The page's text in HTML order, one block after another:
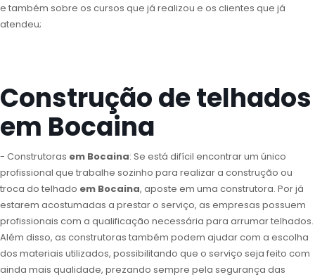
e também sobre os cursos que já realizou e os clientes que já
atendeu;
Construção de telhados
em Bocaina
- Construtoras em Bocaina: Se está difícil encontrar um único
profissional que trabalhe sozinho para realizar a construção ou
troca do telhado em Bocaina, aposte em uma construtora. Por já
estarem acostumadas a prestar o serviço, as empresas possuem
profissionais com a qualificação necessária para arrumar telhados.
Além disso, as construtoras também podem ajudar com a escolha
dos materiais utilizados, possibilitando que o serviço seja feito com
ainda mais qualidade, prezando sempre pela segurança das